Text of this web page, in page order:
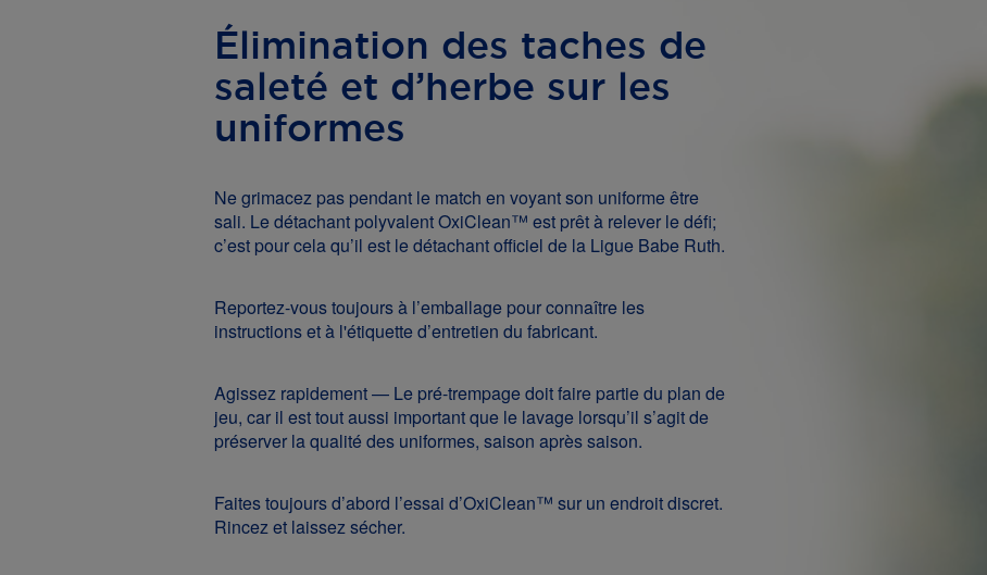
Élimination des taches de
saleté et d’herbe sur les
uniformes
Ne grimacez pas pendant le match en voyant son uniforme être
sali. Le détachant polyvalent OxiClean™ est prêt à relever le défi;
c’est pour cela qu’il est le détachant officiel de la Ligue Babe Ruth.
Reportez-vous toujours à l’emballage pour connaître les
instructions et à l'étiquette d’entretien du fabricant.
Agissez rapidement — Le pré-trempage doit faire partie du plan de
jeu, car il est tout aussi important que le lavage lorsqu’il s’agit de
préserver la qualité des uniformes, saison après saison.
Faites toujours d’abord l’essai d’OxiClean™ sur un endroit discret.
Rincez et laissez sécher.